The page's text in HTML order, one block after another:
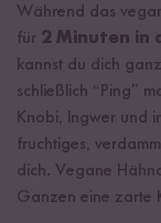
Während das
für 2 Minuten in
kannst du dich
schließlich “Ping”
Knobi, Ingwer und
fruchtiges,
dich. Vegane
Ganzen eine zarte